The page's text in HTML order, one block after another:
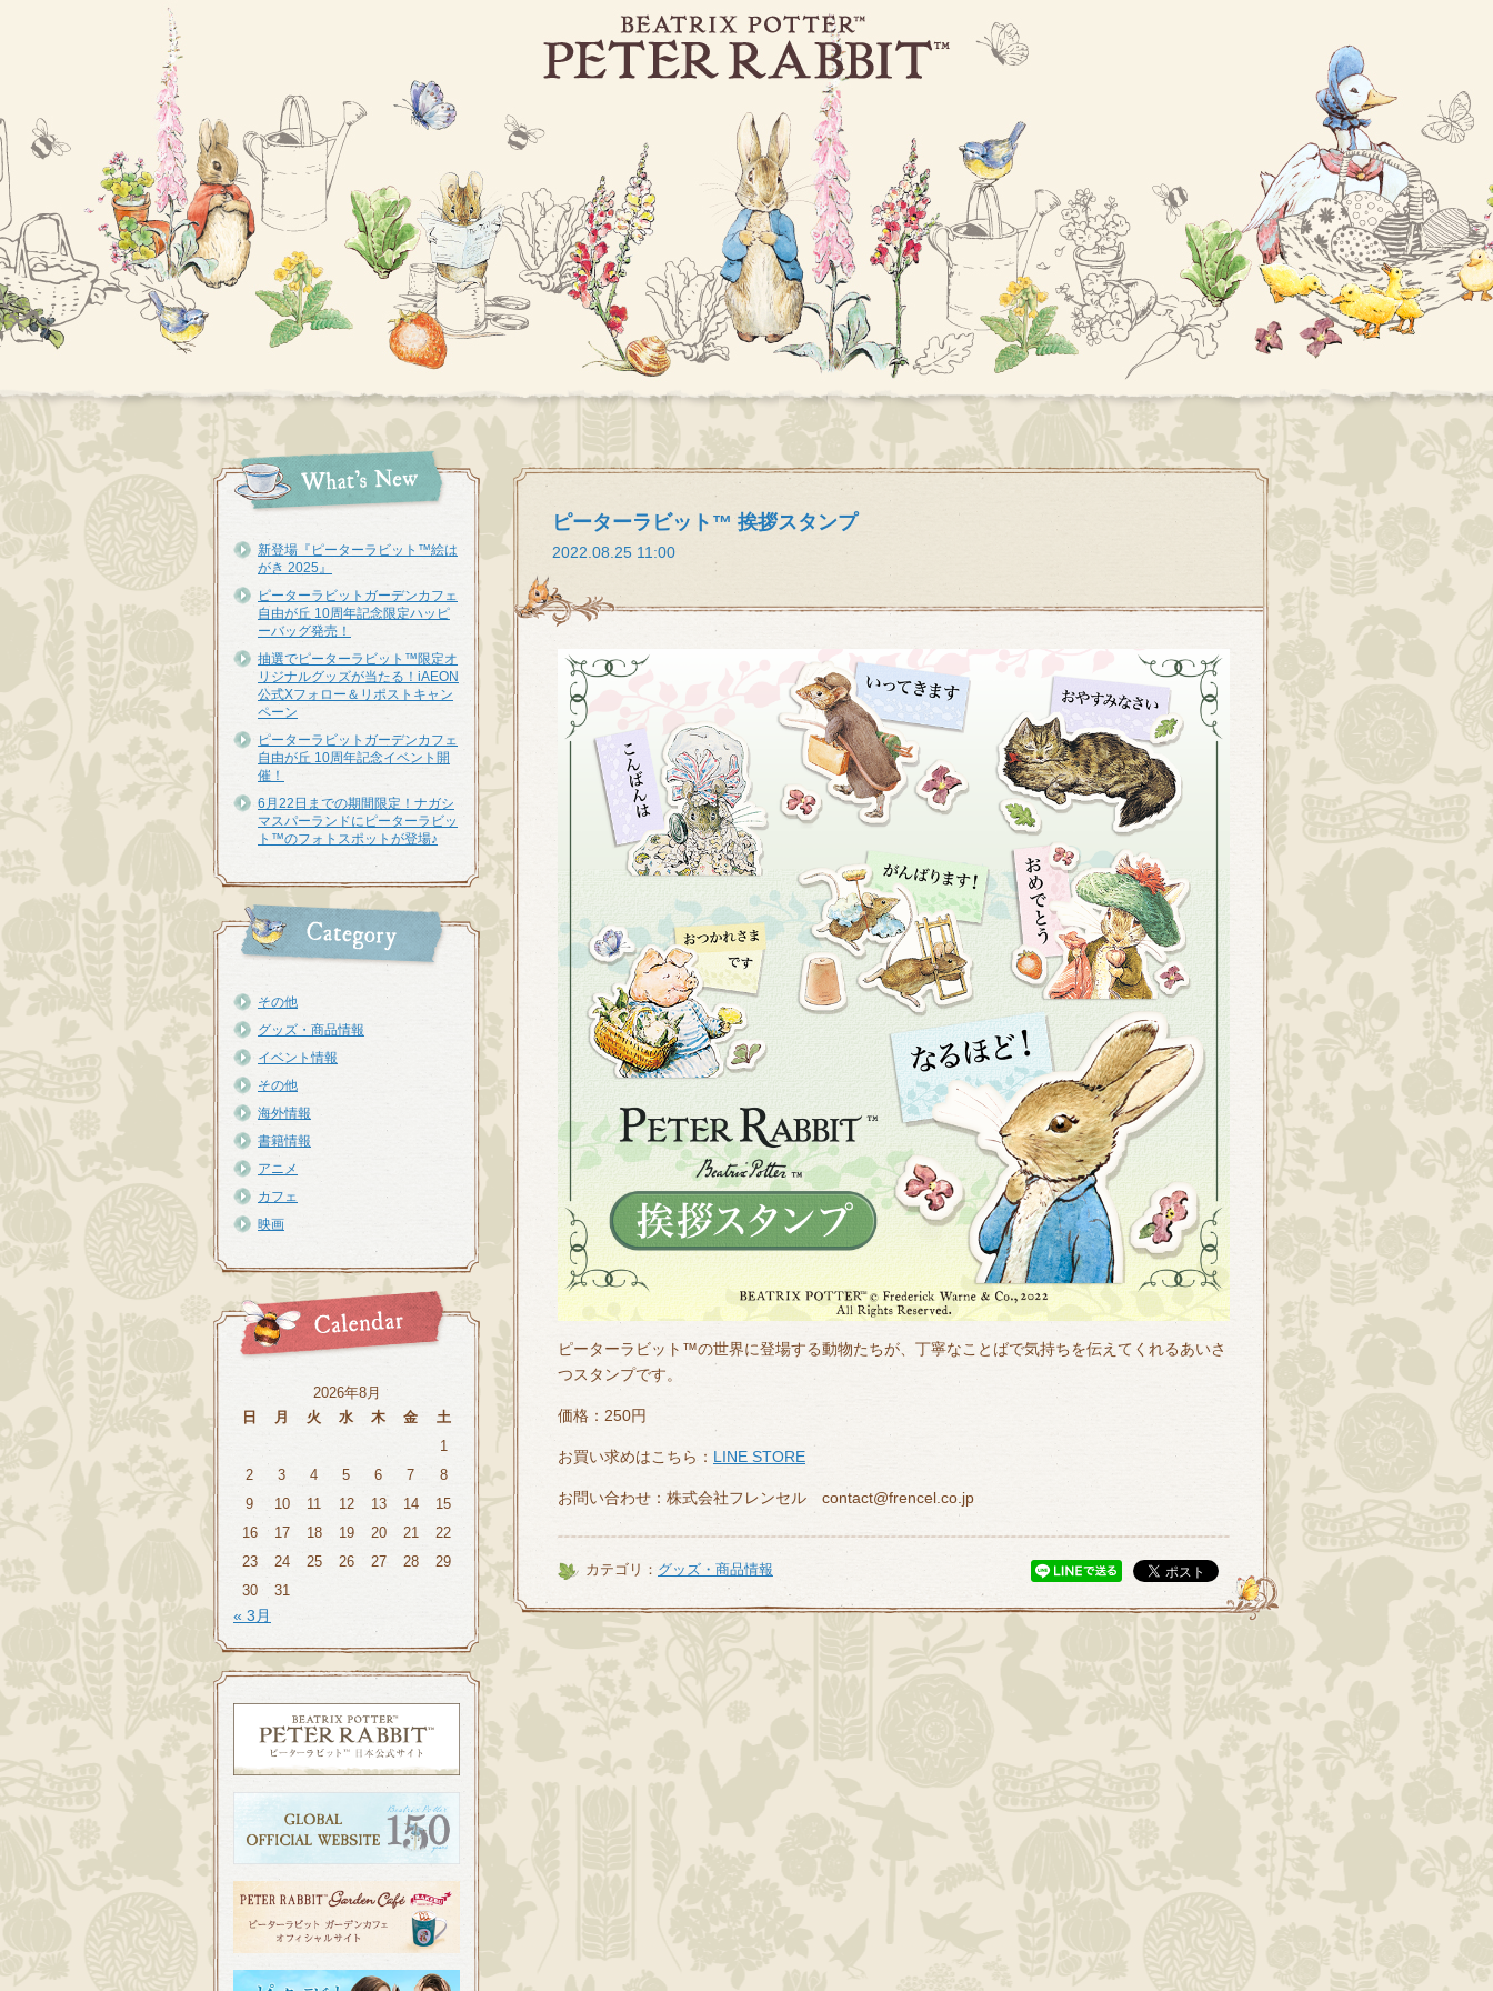
新登場『ピーターラビット™︎絵は
がき 2025』
ピーターラビットガーデンカフェ
自由が丘 10周年記念限定ハッピ
ーバッグ発売！
抽選でピーターラビット™限定オ
リジナルグッズが当たる！iAEON
公式Xフォロー＆リポストキャン
ペーン
ピーターラビットガーデンカフェ
自由が丘 10周年記念イベント開
催！
6月22日までの期間限定！ナガシ
マスパーランドにピーターラビッ
ト™のフォトスポットが登場♪
その他
グッズ・商品情報
イベント情報
その他
海外情報
書籍情報
アニメ
カフェ
映画
2026年8月
日
月 火 水 木 金
土
1
2
3 4 5 6 7
8
9
10 11 12 13 14
15
16
17 18 19 20 21
22
23
24 25 26 27 28
29
30
31
« 3月
ピーターラビット™ 挨拶スタンプ
2022.08.25 11:00
ピーターラビット™の世界に登場する動物たちが、丁寧なことばで気持ちを伝えてくれるあいさ
つスタンプです。
価格：250円
お買い求めはこちら： LINE STORE
お問い合わせ：株式会社フレンセル contact@frencel.co.jp
カテゴリ： グッズ・商品情報